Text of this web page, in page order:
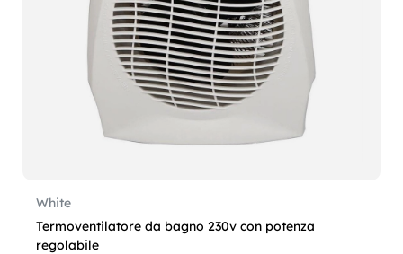
White
Termoventilatore da bagno 230v con potenza
regolabile